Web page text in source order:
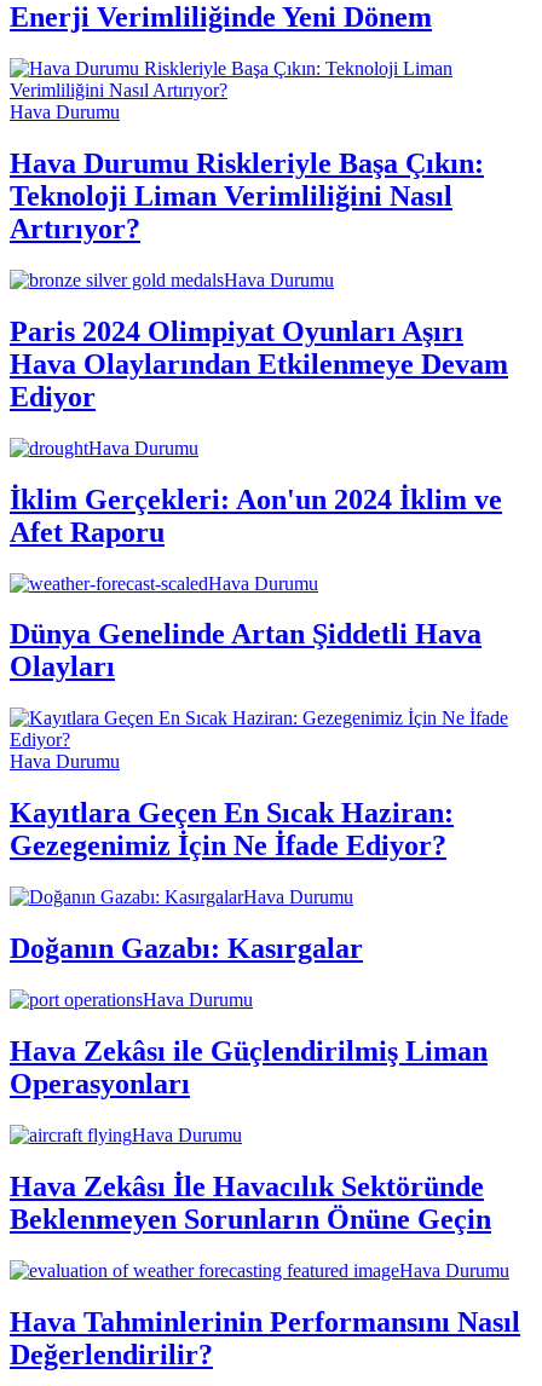
Enerji Verimliliğinde Yeni Dönem
Hava Durumu
Hava Durumu Riskleriyle Başa Çıkın:
Teknoloji Liman Verimliliğini Nasıl
Artırıyor?
Hava Durumu
Paris 2024 Olimpiyat Oyunları Aşırı
Hava Olaylarından Etkilenmeye Devam
Ediyor
Hava Durumu
İklim Gerçekleri: Aon'un 2024 İklim ve
Afet Raporu
Hava Durumu
Dünya Genelinde Artan Şiddetli Hava
Olayları
Hava Durumu
Kayıtlara Geçen En Sıcak Haziran:
Gezegenimiz İçin Ne İfade Ediyor?
Hava Durumu
Doğanın Gazabı: Kasırgalar
Hava Durumu
Hava Zekâsı ile Güçlendirilmiş Liman
Operasyonları
Hava Durumu
Hava Zekâsı İle Havacılık Sektöründe
Beklenmeyen Sorunların Önüne Geçin
Hava Durumu
Hava Tahminlerinin Performansını Nasıl
Değerlendirilir?